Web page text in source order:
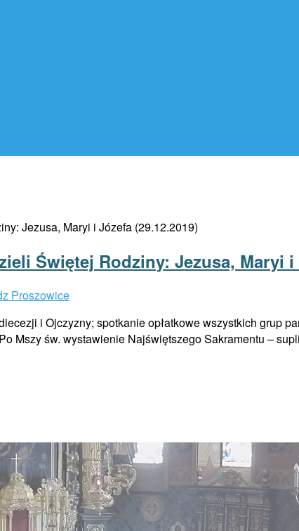
Świętej Rodziny: Jezusa, Maryi i
Proszowice
i Ojczyzny; spotkanie opłatkowe wszystkich grup
Mszy św. wystawienie Najświętszego Sakramentu –